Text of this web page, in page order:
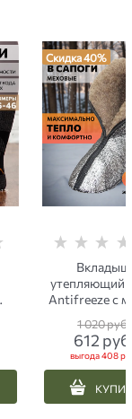
Скидка 40%
Вкладыш
утепляющий
Antifreeze с
1 020 руб.
612
выгода408